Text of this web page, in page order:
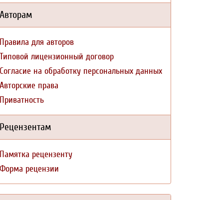
Авторам
Правила для авторов
Типовой лицензионный договор
Согласие на обработку персональных данных
Авторские права
Приватность
Рецензентам
Памятка рецензенту
Форма рецензии